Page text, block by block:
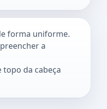
forma uniforme.
a
topo da cabeça